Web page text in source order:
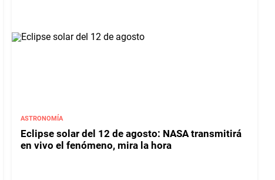
ASTRONOMÍA
Eclipse solar del 12 de agosto: NASA transmitirá
en vivo el fenómeno, mira la hora